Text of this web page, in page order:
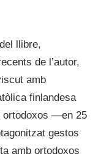
llibre,
de l’autor,
amb
finlandesa
ortodoxos —en 25
gestos
amb ortodoxos